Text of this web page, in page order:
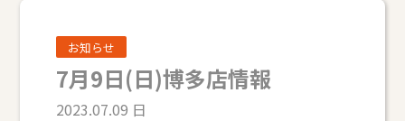
お知らせ
7月9日(日)博多店情報
2023.07.09 日